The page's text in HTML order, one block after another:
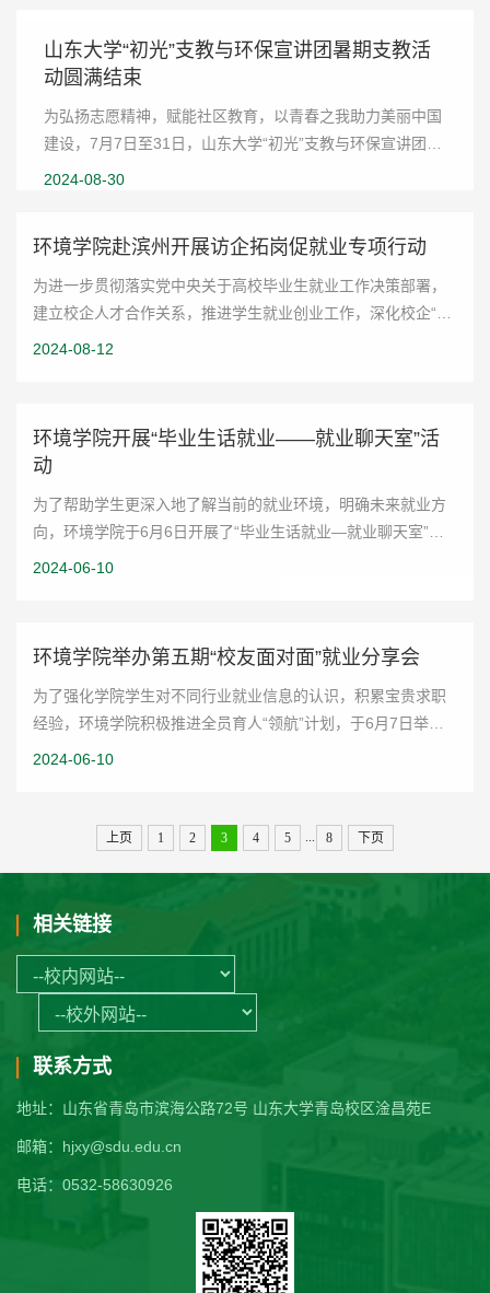
山东大学“初光”支教与环保宣讲团暑期支教活
动圆满结束
为弘扬志愿精神，赋能社区教育，以青春之我助力美丽中国
建设，7月7日至31日，山东大学“初光”支教与环保宣讲团赴
即墨区十四地开展了为期25天的公益宣讲与支教活动。 团
2024-08-30
环境学院赴滨州开展访企拓岗促就业专项行动
为进一步贯彻落实党中央关于高校毕业生就业工作决策部署，
建立校企人才合作关系，推进学生就业创业工作，深化校企“产
学研就”对接，8月8日，环境学院赴滨州开展访企拓岗促就业专
2024-08-12
环境学院开展“毕业生话就业——就业聊天室”活
动
为了帮助学生更深入地了解当前的就业环境，明确未来就业方
向，环境学院于6月6日开展了“毕业生话就业—就业聊天室”活
动。两位2024届优秀毕业生就求职技巧、职业规划、面试经验
2024-06-10
环境学院举办第五期“校友面对面”就业分享会
为了强化学院学生对不同行业就业信息的认识，积累宝贵求职
经验，环境学院积极推进全员育人“领航”计划，于6月7日举办
了以“智慧环保 绿色互联”为主题的校友面对面就业分享会。此
2024-06-10
上页 1 2 3 4 5 8 下页
相关链接
联系方式
地址：山东省青岛市滨海公路72号 山东大学青岛校区淦昌苑E
邮箱：hjxy@sdu.edu.cn
电话：0532-58630926